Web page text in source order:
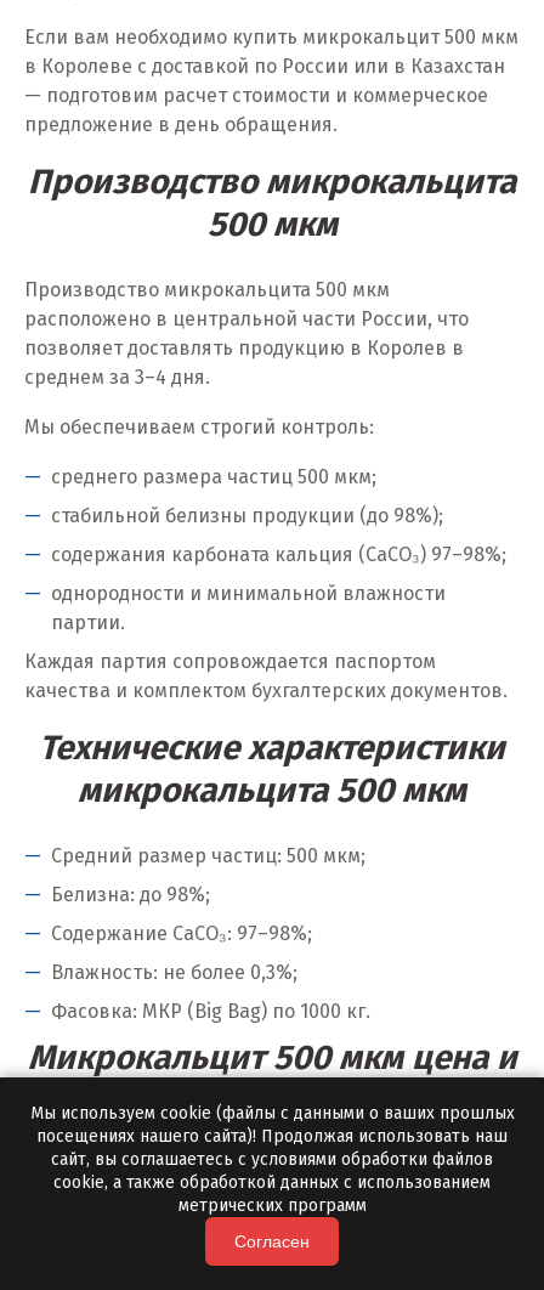
Фрязино
Х
Хабаровск
Ханты-Мансийск
Ч
Чебаркуль
Чита
Щ
Щёлково
Э
Я
Ялуторовск
Если вам необходимо купить микрокальцит 500 мкм
в Королеве с доставкой по России или в Казахстан
— подготовим расчет стоимости и коммерческое
предложение в день обращения.
Производство микрокальцита
500 мкм
Производство микрокальцита 500 мкм
расположено в центральной части России, что
позволяет доставлять продукцию в Королев в
среднем за 3–4 дня.
Мы обеспечиваем строгий контроль:
среднего размера частиц 500 мкм;
стабильной белизны продукции (до 98%);
содержания карбоната кальция (CaCO₃) 97–98%;
однородности и минимальной влажности
партии.
Каждая партия сопровождается паспортом
качества и комплектом бухгалтерских документов.
Технические характеристики
микрокальцита 500 мкм
Средний размер частиц: 500 мкм;
Белизна: до 98%;
Содержание CaCO₃: 97–98%;
Влажность: не более 0,3%;
Фасовка: МКР (Big Bag) по 1000 кг.
Микрокальцит 500 мкм цена и
условия поставки
Цена зависит от объема партии и региона
поставки. Минимальная отгрузка с нашей
доставкой — от 10 тонн.
Автотранспорт — оперативная доставка по
Мы используем cookie (файлы с данными о ваших прошлых
посещениях нашего сайта)! Продолжая использовать наш
сайт, вы соглашаетесь с условиями обработки файлов
cookie, а также обработкой данных с использованием
метрических программ
Согласен